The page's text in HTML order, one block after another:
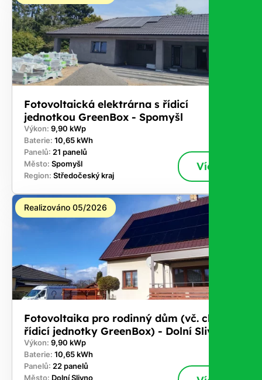
Fotovoltaická elektrárna s řídicí
jednotkou GreenBox - Spomyšl
Výkon: 9,90 kWp
Baterie: 10,65 kWh
Panelů: 21 panelů
Město: Spomyšl
Region: Středočeský kraj
Více
Realizováno 05/2026
Fotovoltaika pro rodinný dům (vč. chytré
řídicí jednotky GreenBox) - Dolní Slivno
Výkon: 9,90 kWp
Baterie: 10,65 kWh
Panelů: 22 panelů
Město: Dolní Slivno